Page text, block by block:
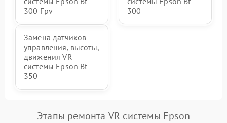
300 Fpv
300
Замена датчиков
управления, высоты,
движения VR
системы Epson Bt
350
Этапы ремонта VR системы Epson